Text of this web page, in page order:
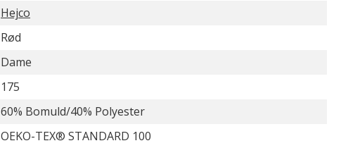
Hejco
Rød
Dame
175
60% Bomuld/40% Polyester
OEKO-TEX® STANDARD 100